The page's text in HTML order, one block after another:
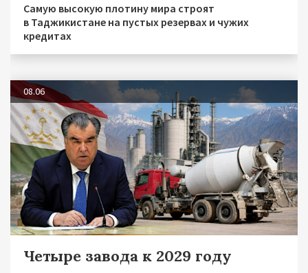
Самую высокую плотину мира строят
в Таджикистане на пустых резервах и чужих
кредитах
08.06
Четыре завода к 2029 году